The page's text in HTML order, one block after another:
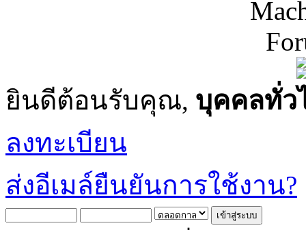
ยินดีต้อนรับคุณ, บุคคลทั่ว
ลงทะเบียน
ส่งอีเมล์ยืนยันการใช้งาน?